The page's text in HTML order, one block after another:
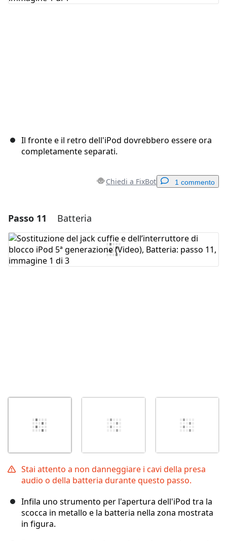
Il fronte e il retro dell'iPod dovrebbero essere ora
completamente separati.
Chiedi a FixBot 1 commento
Aggiungi un commento
Aggiungi Commento
Passo 11 Batteria
Stai attento a non danneggiare i cavi della presa
audio o della batteria durante questo passo.
Infila uno strumento per l'apertura dell'iPod tra la
scocca in metallo e la batteria nella zona mostrata
in figura.